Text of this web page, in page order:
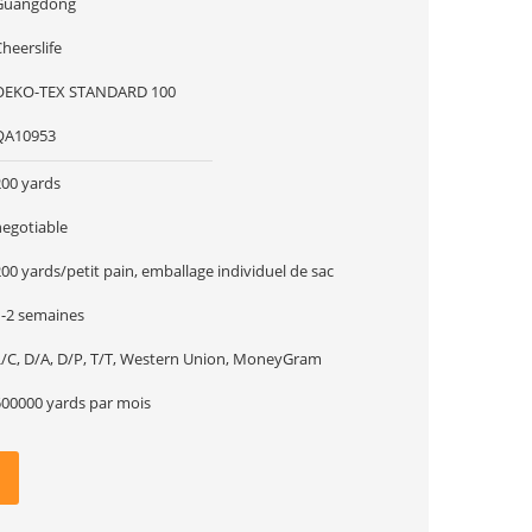
TEX STANDARD 100
yards
yards/petit pain, emballage individuel de sac
2 semaines
C, D/A, D/P, T/T, Western Union, MoneyGram
yards par mois